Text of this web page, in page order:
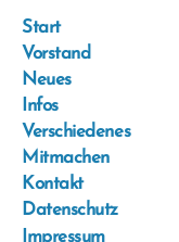
Start
Vorstand
Neues
Infos
Verschiedenes
Mitmachen
Kontakt
Datenschutz
Impressum